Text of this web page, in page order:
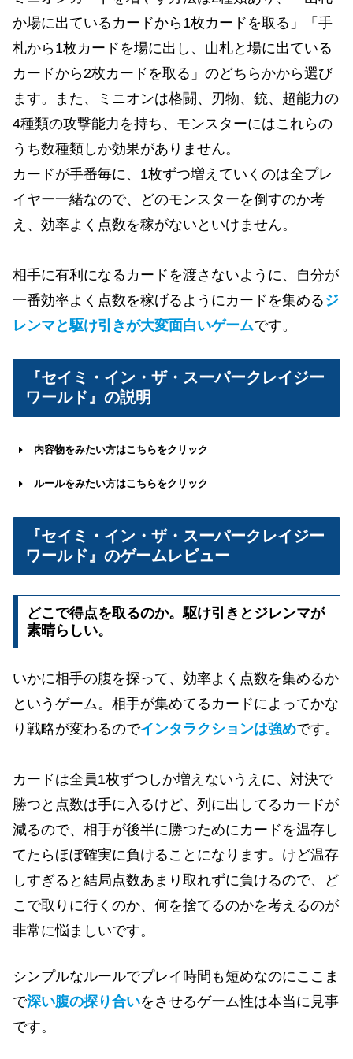
か場に出ているカードから1枚カードを取る」「手
札から1枚カードを場に出し、山札と場に出ている
カードから2枚カードを取る」のどちらかから選び
ます。また、ミニオンは格闘、刃物、銃、超能力の
4種類の攻撃能力を持ち、モンスターにはこれらの
うち数種類しか効果がありません。
カードが手番毎に、1枚ずつ増えていくのは全プレ
イヤー一緒なので、どのモンスターを倒すのか考
え、効率よく点数を稼がないといけません。
相手に有利になるカードを渡さないように、自分が
一番効率よく点数を稼げるようにカードを集める ジ
レンマと駆け引きが大変面白いゲームです。
『セイミ・イン・ザ・スーパークレイジー
ワールド』の説明
内容物をみたい方はこちらをクリック
ルールをみたい方はこちらをクリック
『セイミ・イン・ザ・スーパークレイジー
ワールド』のゲームレビュー
どこで得点を取るのか。駆け引きとジレンマが
素晴らしい。
いかに相手の腹を探って、効率よく点数を集めるか
というゲーム。相手が集めてるカードによってかな
り戦略が変わるのでインタラクションは強めです。
カードは全員1枚ずつしか増えないうえに、対決で
勝つと点数は手に入るけど、列に出してるカードが
減るので、相手が後半に勝つためにカードを温存し
てたらほぼ確実に負けることになります。けど温存
しすぎると結局点数あまり取れずに負けるので、ど
こで取りに行くのか、何を捨てるのかを考えるのが
非常に悩ましいです。
シンプルなルールでプレイ時間も短めなのにここま
で深い腹の探り合いをさせるゲーム性は本当に見事
です。